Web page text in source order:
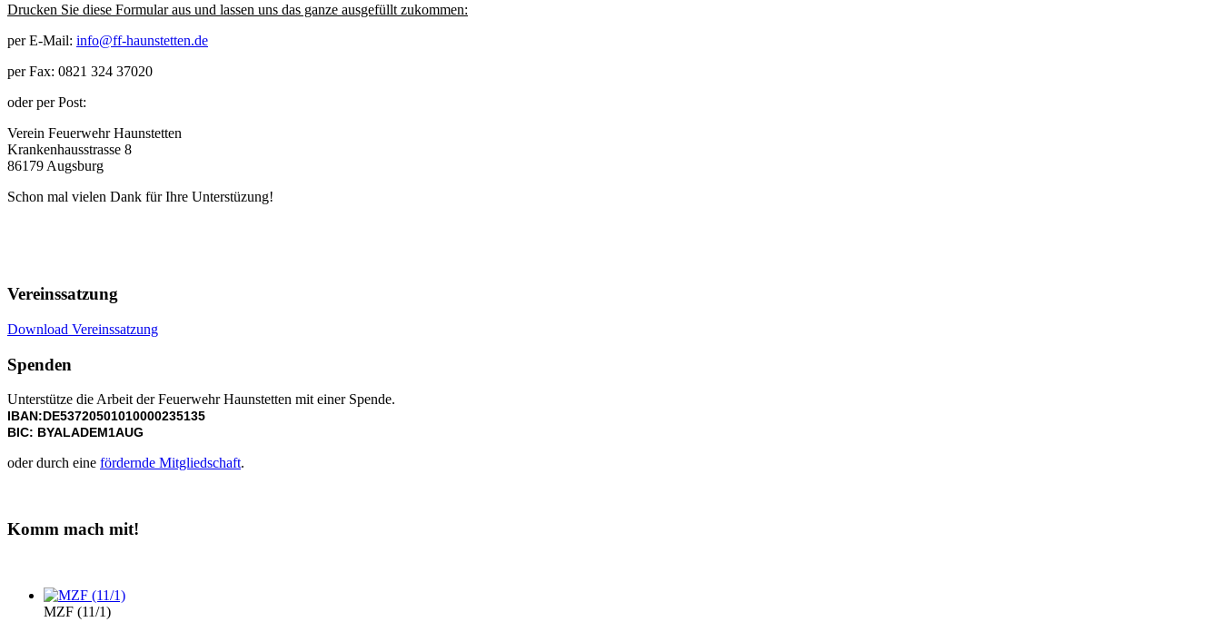
Drucken Sie diese Formular aus und lassen uns das ganze ausgefüllt zukommen:
per E-Mail: info@ff-haunstetten.de
per Fax: 0821 324 37020
oder per Post:
Verein Feuerwehr Haunstetten
Krankenhausstrasse 8
86179 Augsburg
Schon mal vielen Dank für Ihre Unterstüzung!
Vereinssatzung
Download Vereinssatzung
Spenden
Unterstütze die Arbeit der Feuerwehr Haunstetten mit einer Spende.
IBAN:DE53720501010000235135
BIC: BYALADEM1AUG
oder durch eine fördernde Mitgliedschaft.
Komm mach mit!
MZF (11/1)